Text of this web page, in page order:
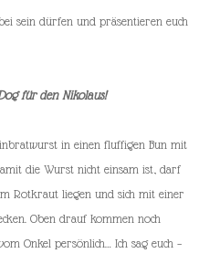
sein dürfen und präsentieren euch
für den Nikolaus!
in einen fluffigen Bun mit
die Wurst nicht einsam ist, darf
Rotkraut liegen und sich mit einer
Oben drauf kommen noch
Onkel persönlich… Ich sag euch –